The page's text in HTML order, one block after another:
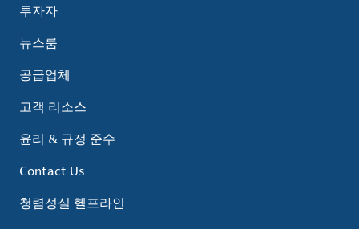
투자자
뉴스룸
공급업체
고객 리소스
윤리 & 규정 준수
Contact Us
청렴성실 헬프라인